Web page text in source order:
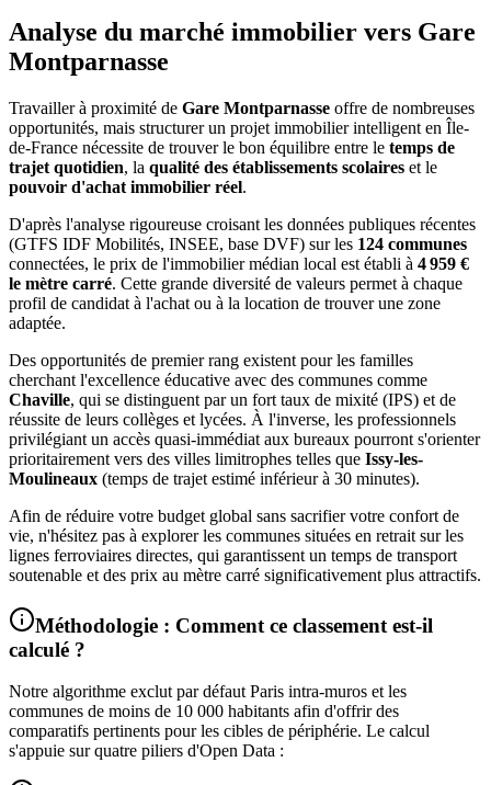
Analyse du marché immobilier vers Gare
Montparnasse
Travailler à proximité de Gare Montparnasse offre de nombreuses
opportunités, mais structurer un projet immobilier intelligent en Île-
de-France nécessite de trouver le bon équilibre entre le temps de
trajet quotidien, la qualité des établissements scolaires et le
pouvoir d'achat immobilier réel.
D'après l'analyse rigoureuse croisant les données publiques récentes
(GTFS IDF Mobilités, INSEE, base DVF) sur les 124 communes
connectées, le prix de l'immobilier médian local est établi à 4 959 €
le mètre carré. Cette grande diversité de valeurs permet à chaque
profil de candidat à l'achat ou à la location de trouver une zone
adaptée.
Des opportunités de premier rang existent pour les familles
cherchant l'excellence éducative avec des communes comme
Chaville, qui se distinguent par un fort taux de mixité (IPS) et de
réussite de leurs collèges et lycées. À l'inverse, les professionnels
privilégiant un accès quasi-immédiat aux bureaux pourront s'orienter
prioritairement vers des villes limitrophes telles que Issy-les-
Moulineaux (temps de trajet estimé inférieur à 30 minutes).
Afin de réduire votre budget global sans sacrifier votre confort de
vie, n'hésitez pas à explorer les communes situées en retrait sur les
lignes ferroviaires directes, qui garantissent un temps de transport
soutenable et des prix au mètre carré significativement plus attractifs.
Méthodologie : Comment ce classement est-il
calculé ?
Notre algorithme exclut par défaut Paris intra-muros et les
communes de moins de 10 000 habitants afin d'offrir des
comparatifs pertinents pour les cibles de périphérie. Le calcul
s'appuie sur quatre piliers d'Open Data :